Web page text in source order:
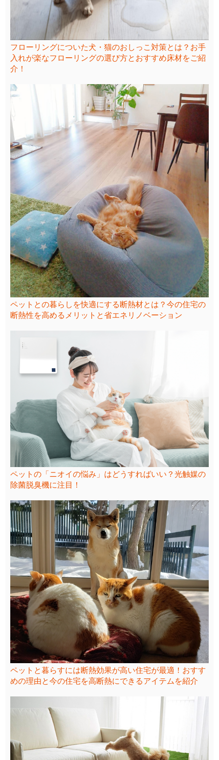
フローリングについた犬・猫のおしっこ対策とは？お手
入れが楽なフローリングの選び方とおすすめ床材をご紹
介！
ペットとの暮らしを快適にする断熱材とは？今の住宅の
断熱性を高めるメリットと省エネリノベーション
ペットの「ニオイの悩み」はどうすればいい？光触媒の
除菌脱臭機に注目！
ペットと暮らすには断熱効果が高い住宅が最適！おすす
めの理由と今の住宅を高断熱にできるアイテムを紹介